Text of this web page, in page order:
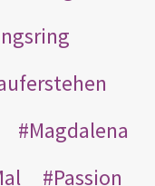
Magdalena
Passion